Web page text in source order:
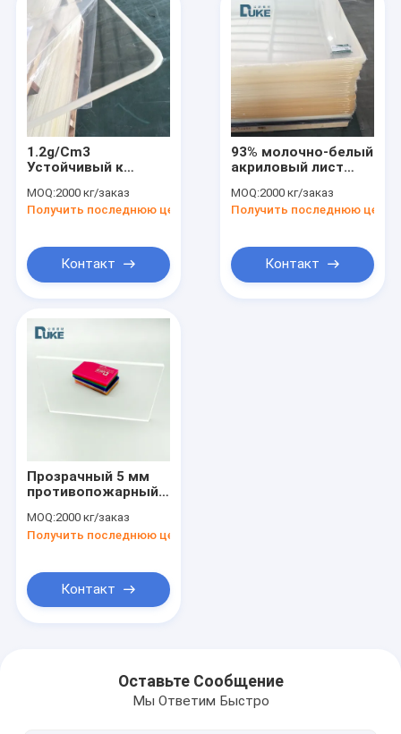
1.2g/Cm3
Устойчивый к
высокое
разрешение 4x8 Ft
MOQ:2000 кг/заказ
Получить последнюю цену
Контакт
93% молочно-белый
акриловый лист
ударам акриловый
лист PMMA
MOQ:2000 кг/заказ
Получить последнюю цену
Контакт
Прозрачный 5 мм
противопожарный
устойчивый к
ударам,
MOQ:2000 кг/заказ
Получить последнюю цену
Контакт
Оставьте Сообщение
Мы Ответим Быстро